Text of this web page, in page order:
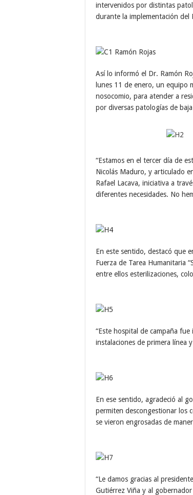
intervenidos por distintas
durante la implementación del
Así lo informó el Dr. Ramón
lunes 11 de enero, un equipo
nosocomio, para atender a
por diversas patologías de
“Estamos en el tercer día de
Nicolás Maduro, y articulado
Rafael Lacava, iniciativa a
diferentes necesidades. No
En este sentido, destacó que
Fuerza de Tarea Humanitaria
entre ellos esterilizaciones,
“Este hospital de campaña
instalaciones de primera línea
En ese sentido, agradeció al
permiten descongestionar los
se vieron engrosadas de
“Le damos gracias al
Gutiérrez Viña y al